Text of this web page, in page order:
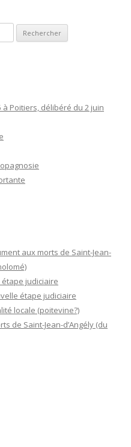
Poitiers, délibéré du 2 juin
aux morts de Saint-Jean-
judiciaire
étape judiciaire
locale (poitevine?)
de Saint-Jean-d’Angély (du